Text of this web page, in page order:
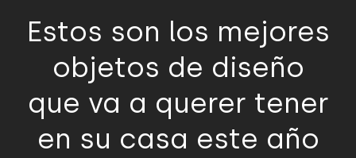
Estos son los mejores
objetos de diseño
que va a querer tener
en su casa este año